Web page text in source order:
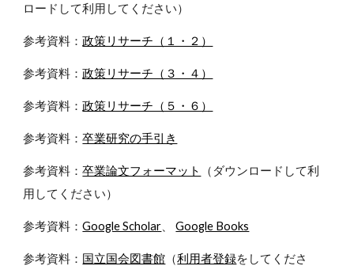
ロードして利用してください）
参考資料：政策リサーチ（１・２）
参考資料：政策リサーチ（３・４）
参考資料：政策リサーチ（５・６）
参考資料：卒業研究の手引き
参考資料：卒業論文フォーマット
（ダウンロードして利
用してください）
参考資料：Google Scholar 、Google Books
参考資料： 国立国会図書館 （利用者登録をしてくださ